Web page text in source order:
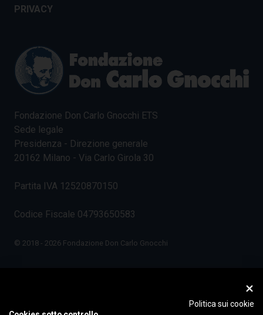
PRIVACY
Fondazione Don Carlo Gnocchi ETS
Sede legale
Presidenza - Direzione generale
20162 Milano - Via Carlo Girola 30
Partita IVA 12520870150
Codice Fiscale 04793650583
© 2018 - 2026 Fondazione Don Carlo Gnocchi
Politica sui cookie